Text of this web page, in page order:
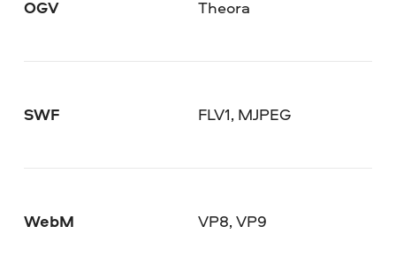
OGV Theora
SWF FLV1, MJPEG
WebM VP8, VP9